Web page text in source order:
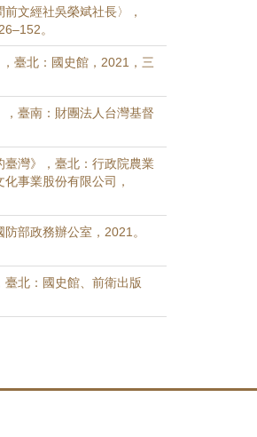
文經社吳榮斌社長〉，
。
臺北：國史館，2021，三
，臺南：財團法人台灣基督
臺灣》，臺北：行政院農業
事業股份有限公司，
部政務辦公室，2021。
臺北：國史館、前衛出版